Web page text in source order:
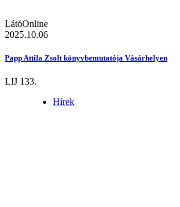
LátóOnline
2025.10.06
Papp Attila Zsolt könyvbemutatója Vásárhelyen
LIJ 133.
Hírek